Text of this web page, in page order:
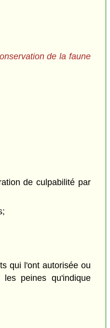
de la faune
de culpabilité par
qui l'ont autorisée ou
peines qu'indique